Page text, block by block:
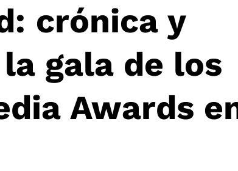
crónica y
gala de los
Awards